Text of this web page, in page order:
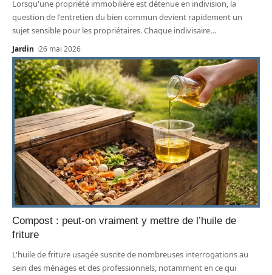
Lorsqu'une propriété immobilière est détenue en indivision, la
question de l'entretien du bien commun devient rapidement un
sujet sensible pour les propriétaires. Chaque indivisaire…
Jardin 26 mai 2026
Compost : peut-on vraiment y mettre de l’huile de
friture
L'huile de friture usagée suscite de nombreuses interrogations au
sein des ménages et des professionnels, notamment en ce qui